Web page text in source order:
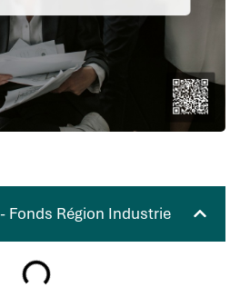
Fonds Région Industrie